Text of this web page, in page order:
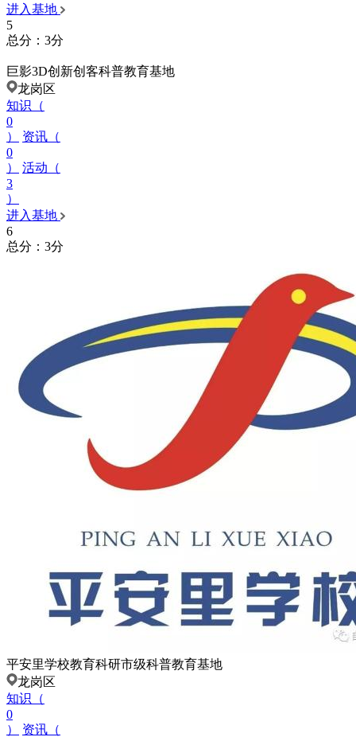
进入基地
5
总分：3分
巨影3D创新创客科普教育基地
龙岗区
知识（
0
）
资讯（
0
）
活动（
3
）
进入基地
6
总分：3分
平安里学校教育科研市级科普教育基地
龙岗区
知识（
0
）
资讯（